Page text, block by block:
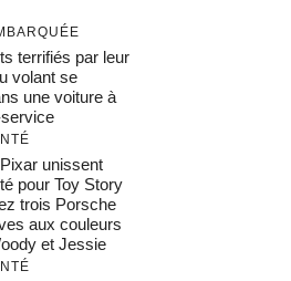
terrifiés par leur
volant se
une voiture à
unissent
pour Toy Story
trois Porsche
aux couleurs
et Jessie